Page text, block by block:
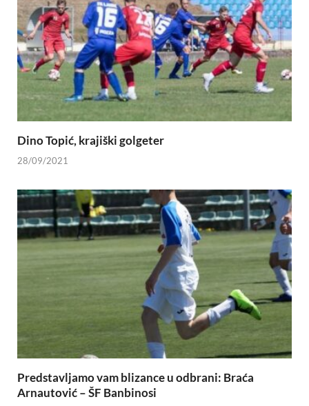
Dino Topić, krajiški golgeter
28/09/2021
Predstavljamo vam blizance u odbrani: Braća
Arnautović – ŠF Banbinosi